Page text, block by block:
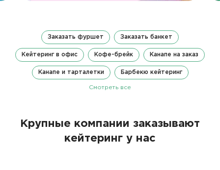
Заказать фуршет Заказать банкет
Кейтеринг в офис Кофе-брейк Канапе на заказ
Канапе и тарталетки Барбекю кейтеринг
Смотреть все
Крупные компании заказывают
кейтеринг у нас